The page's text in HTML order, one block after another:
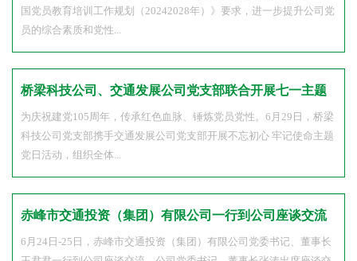
国党员教育培训工作规划（20242028年）》要求，进一步提升公司党
员的综合素质和党性...
桥梁科技公司、交通发展公司党支部联合开展七一主题
党日活动
为庆祝建党105周年，传承红色血脉、锤炼党员党性。6月29日，桥梁
科技公司党支部携手交通发展公司党支部开展不忘初心 牢记使命主题
党日活动，组织全体...
赤峰市交通投资（集团）有限公司一行到公司座谈交流
6月24日-25日，赤峰市交通投资（集团）有限公司党委书记、董事长